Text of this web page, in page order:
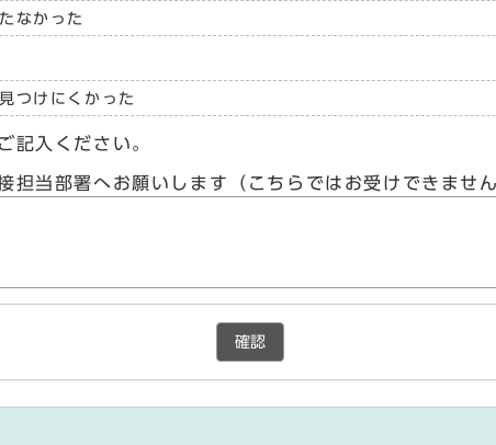
なかった
見つけにくかった
記入ください。
担当部署へお願いします（こちらではお受けできませ
確認